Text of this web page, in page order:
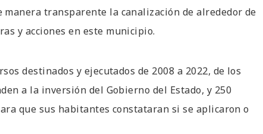
manera transparente la canalización de alrededor de
y acciones en este municipio.
destinados y ejecutados de 2008 a 2022, de los
a la inversión del Gobierno del Estado, y 250
que sus habitantes constataran si se aplicaron o